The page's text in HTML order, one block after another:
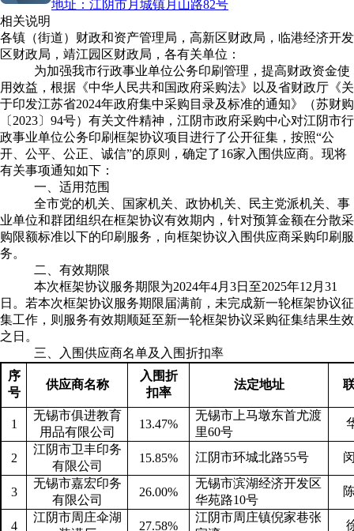
地址： 江阴市月城镇月山路82号
相关说明
各镇（街道）财政和资产管理局，高新区财政局，临港经济开发
区财政局，靖江园区财政局，各有关单位：
为加强我市行政事业单位公务印刷管理，提高财政资金使
用效益，根据《中华人民共和国政府采购法》以及省财政厅《关
于印发江苏省2024年政府集中采购目录及标准的通知》（苏财购
〔 2023〕 94号）有关文件精神，江阴市政府采购中心对江阴市行
政事业单位公务印刷框架协议项目进行了公开征集，按照“公
开、公平、公正、诚信”的原则，确定了16家入 围供应商。现将
有关事项通知如下：
一、适用范围
全市党的机关、国家机关、政协机关、民主党派机关、事
业单位和群团组织在框架协议有效期内，针对预算金额在分散采
购限额标准以下的印刷服务，向框架协议入围供应商采购印刷服
务。
二、有效期限
本次框架协议服务期限为2024年4月 3日至2025年12 月 31
日。若本次框架协议服务期限届满前，未完成新一轮框架协议征
集工作，则服务有效期顺延至新一轮框架协议采购征集结果生效
之日。
三、入围供应商名单及入围折扣率
序
号
供应商名称
入围折
扣率
法定地址
1
无锡市俱进教育
用品有限公司
13.47%
无锡市上马墩东首尤渡
里60号
2
江阴市卫丰印务
有限公司
15.85% 江阴市环城北路55号
3
无锡市嘉宏印务
有限公司
26.00%
无锡市滨湖经济开发区
华苑路10号
4
江阴市周庄伞湖
27.58%
江阴市周庄镇倪家巷张